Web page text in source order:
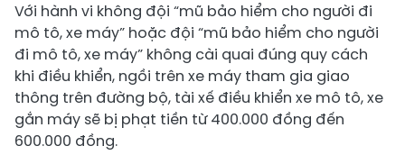
Với hành vi không đội “mũ bảo hiểm cho người đi
mô tô, xe máy” hoặc đội “mũ bảo hiểm cho người
đi mô tô, xe máy” không cài quai đúng quy cách
khi điều khiển, ngồi trên xe máy tham gia giao
thông trên đường bộ, tài xế điều khiển xe mô tô, xe
gắn máy sẽ bị phạt tiền từ 400.000 đồng đến
600.000 đồng.